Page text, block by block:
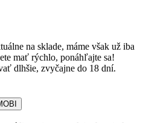
na sklade, máme však už iba
mať rýchlo, ponáhľajte sa!
dlhšie, zvyčajne do 18 dní.